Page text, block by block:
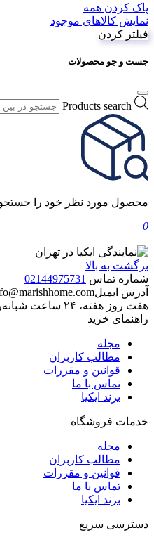
پاک کردن همه
نمایش کالاهای موجود
فیلتر کردن
جست و جو محصولات
Products search
محصول مورد نظر خود را جستجو
0
برگشت به بالا
شماره تماس 02144975731
آدرس ایمیل
هفت روز هفته، ۲۴ ساعت شبانه‌روز پاسخگوی شما هستیم.
راهنمای خرید
مجله
مطالب کاربران
قوانین و مقررات
تماس با ما
برند ایکیا
خدمات فروشگاه
مجله
مطالب کاربران
قوانین و مقررات
تماس با ما
برند ایکیا
دسترسی سریع